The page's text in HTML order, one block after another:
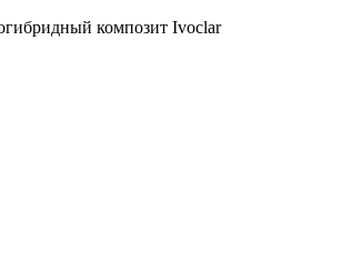
композит Ivoclar